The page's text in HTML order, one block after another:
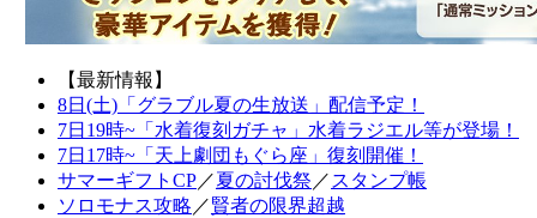
【最新情報】
8日(土)「グラブル夏の生放送」配信予定！
7日19時~「水着復刻ガチャ」水着ラジエル等が登場！
7日17時~「天上劇団もぐら座」復刻開催！
サマーギフトCP／夏の討伐祭 ／ スタンプ帳
ソロモナス攻略 ／賢者の限界超越